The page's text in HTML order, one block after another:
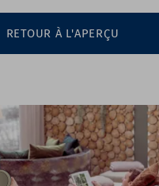
RETOUR À L'APERÇU